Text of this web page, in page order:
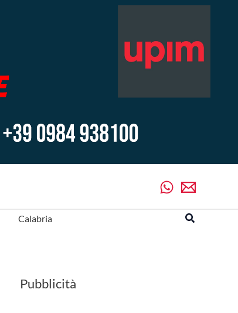
Calabria Cerca
Pubblicità